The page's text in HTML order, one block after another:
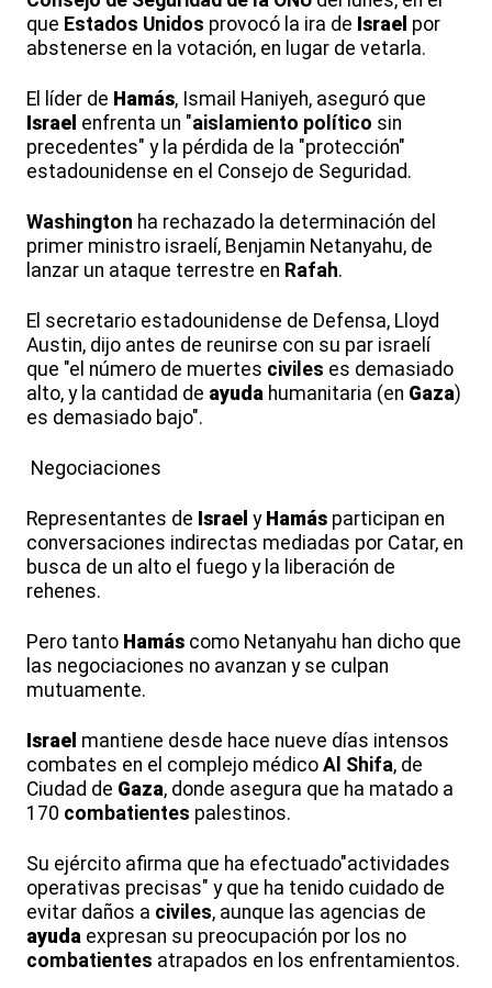
que Estados Unidos provocó la ira de Israel por
abstenerse en la votación, en lugar de vetarla.
El líder de Hamás, Ismail Haniyeh, aseguró que
Israel enfrenta un "aislamiento político sin
precedentes" y la pérdida de la "protección"
estadounidense en el Consejo de Seguridad.
Washington ha rechazado la determinación del
primer ministro israelí, Benjamin Netanyahu, de
lanzar un ataque terrestre en Rafah.
El secretario estadounidense de Defensa, Lloyd
Austin, dijo antes de reunirse con su par israelí
que "el número de muertes civiles es demasiado
alto, y la cantidad de ayuda humanitaria (en Gaza)
es demasiado bajo".
Negociaciones
Representantes de Israel y Hamás participan en
conversaciones indirectas mediadas por Catar, en
busca de un alto el fuego y la liberación de
rehenes.
Pero tanto Hamás como Netanyahu han dicho que
las negociaciones no avanzan y se culpan
mutuamente.
Israel mantiene desde hace nueve días intensos
combates en el complejo médico Al Shifa, de
Ciudad de Gaza, donde asegura que ha matado a
170 combatientes palestinos.
Su ejército afirma que ha efectuado"actividades
operativas precisas" y que ha tenido cuidado de
evitar daños a civiles, aunque las agencias de
ayuda expresan su preocupación por los no
combatientes atrapados en los enfrentamientos.